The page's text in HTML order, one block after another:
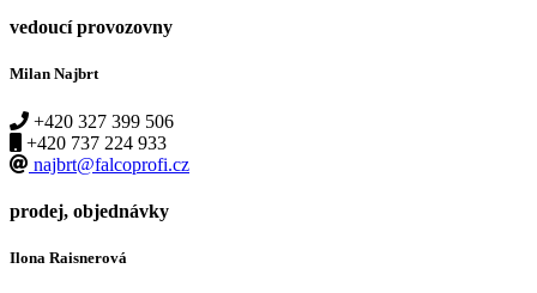
vedoucí provozovny
Milan Najbrt
+420 327 399 506
+420 737 224 933
najbrt@falcoprofi.cz
prodej, objednávky
Ilona Raisnerová